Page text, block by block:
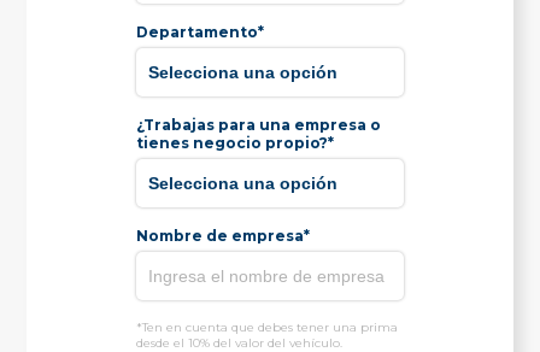
Departamento*
¿Trabajas para una empresa o
tienes negocio propio?*
Nombre de empresa*
*Ten en cuenta que debes tener una prima
desde el 10% del valor del vehículo.